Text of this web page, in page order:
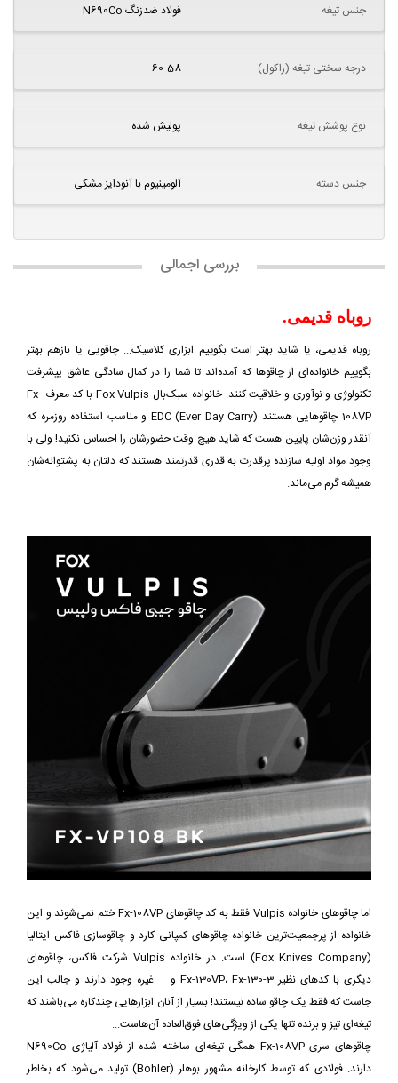
جنس تیغه فولاد ضدزنگ N690Co
درجه سختی تیغه (راکول) 60-58
نوع پوشش تیغه پولیش شده
جنس دسته آلومینیوم با آنودایز مشکی
بررسی اجمالی
روباه قدیمی.
روباه قدیمی، یا شاید بهتر است بگوییم ابزاری کلاسیک... چاقویی یا بازهم بهتر
بگوییم خانواده‌ای از چاقوها که آمده‌اند تا شما را در کمال سادگی عاشق پیشرفت
تکنولوژی و نوآوری و خلاقیت کنند. خانواده سبک‌بال Fox Vulpis با کد معرف Fx-
108VP چاقوهایی هستند EDC (Ever Day Carry) و مناسب استفاده روزمره که
آنقدر وزن‌شان پایین هست که شاید هیچ وقت حضورشان را احساس نکنید! ولی با
وجود مواد اولیه سازنده پرقدرت به قدری قدرتمند هستند که دلتان به پشتوانه‌شان
همیشه گرم می‌ماند.
اما چاقوهای خانواده Vulpis فقط به کد چاقوهای Fx-108VP ختم نمی‌شوند و این
خانواده از پرجمعیت‌ترین خانواده چاقوهای کمپانی کارد و چاقوسازی فاکس ایتالیا
(Fox Knives Company) است. در خانواده Vulpis شرکت فاکس، چاقوهای
دیگری با کدهای نظیر Fx-130VP، Fx-130-3 و ... غیره وجود دارند و جالب این
جاست که فقط یک چاقو ساده نیستند! بسیار از آنان ابزارهایی چندکاره می‌باشند که
تیغه‌ای تیز و برنده تنها یکی از ویژگی‌های فوق‌العاده آن‌هاست...
چاقوهای سری Fx-108VP همگی تیغه‌ای ساخته شده از فولاد آلیاژی N690Co
دارند. فولادی که توسط کارخانه مشهور بوهلر (Bohler) تولید می‌شود که بخاطر